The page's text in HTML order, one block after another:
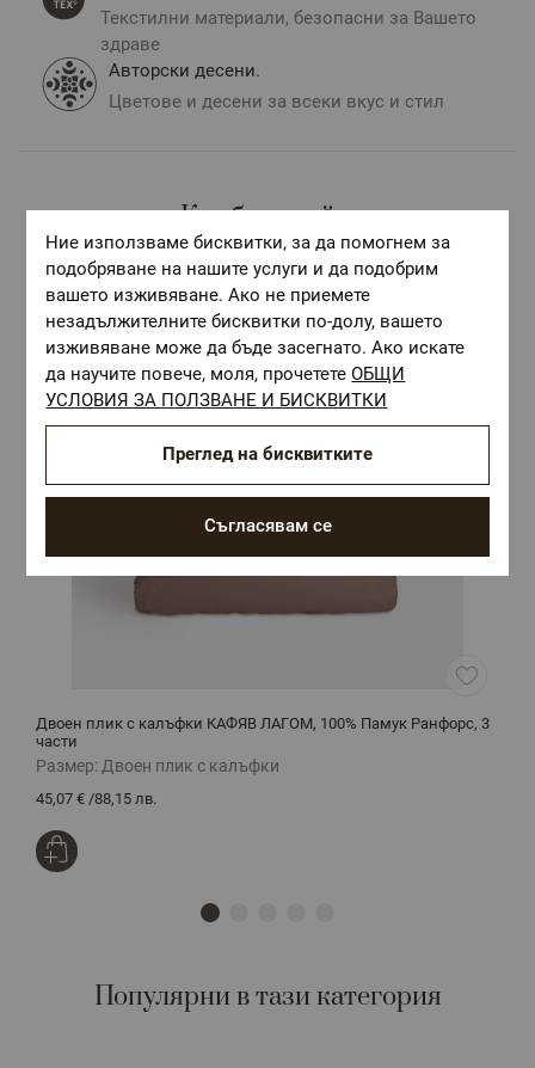
Текстилни материали, безопасни за Вашето
здраве
Авторски десени.
Цветове и десени за всеки вкус и стил
Комбинирай с
Двоен плик с калъфки КАФЯВ ЛАГОМ, 100% Памук Ранфорс, 3
части
Размер: Двоен плик с калъфки
45,07 € /88,15 лв.
Популярни в тази категория
Ние използваме бисквитки, за да помогнем за
подобряване на нашите услуги и да подобрим
вашето изживяване. Ако не приемете
незадължителните бисквитки по-долу, вашето
изживяване може да бъде засегнато. Ако искате
да научите повече, моля, прочететеОБЩИ
УСЛОВИЯ ЗА ПОЛЗВАНЕ И БИСКВИТКИ
Съгласявам се
Преглед на бисквитките